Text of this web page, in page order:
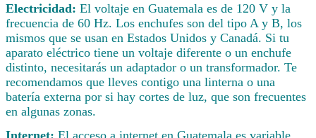
Electricidad: El voltaje en Guatemala es de 120 V y la
frecuencia de 60 Hz. Los enchufes son del tipo A y B, los
mismos que se usan en Estados Unidos y Canadá. Si tu
aparato eléctrico tiene un voltaje diferente o un enchufe
distinto, necesitarás un adaptador o un transformador. Te
recomendamos que lleves contigo una linterna o una
batería externa por si hay cortes de luz, que son frecuentes
en algunas zonas.
Internet: El acceso a internet en Guatemala es variable